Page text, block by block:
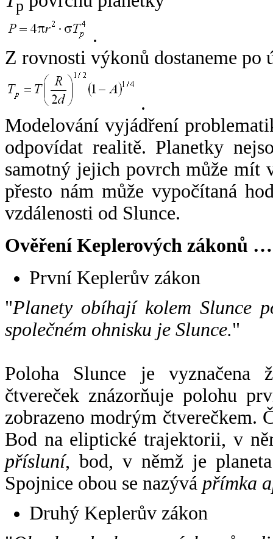
p
.
Z rovnosti výkonů dostaneme po
.
Modelování vyjádření
odpovídat realitě. Planetky
samotný jejich povrch může mít
přesto nám může vypočítaná
vzdálenosti od Slunce.
Ověření Keplerových zákonů …
První Keplerův zákon
"Planety obíhají kolem Slunce
společném ohnisku je Slunce."
Poloha Slunce je vyznačena
čtvereček znázorňuje polohu
zobrazeno modrým čtverečkem.
Bod na eliptické trajektorii, v
přísluní, bod, v němž je
Spojnice obou se nazývá přímka
Druhý Keplerův zákon